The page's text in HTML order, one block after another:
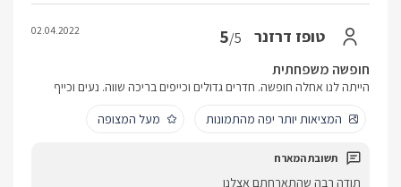
טופז דרזנר 5/5
02.04.2022
חופשה משפחתית
הייתה לנו אחלה חופשה. חדרים גדולים וכייפים בריכה שווה. נעים וכייף
המציאות יותר יפה מהתמונות
מעל המצופה
תודה רבה שהתארחתם אצלנו